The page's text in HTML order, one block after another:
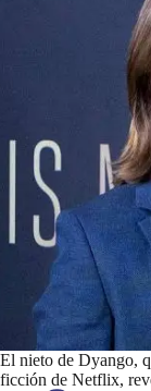
El nieto de Dyango,
ficción de Netflix,